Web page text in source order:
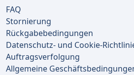
FAQ
Stornierung
Rückgabebedingungen
Datenschutz- und Cookie-
Auftragsverfolgung
Allgemeine